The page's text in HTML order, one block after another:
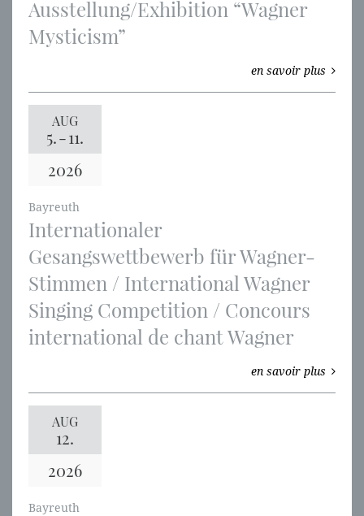
Ausstellung/Exhibition “Wagner
Mysticism”
en savoir plus
AUG
5.-11.
2026
Bayreuth
Internationaler
Gesangswettbewerb für Wagner-
Stimmen / International Wagner
Singing Competition / Concours
international de chant Wagner
en savoir plus
AUG
12.
2026
Bayreuth